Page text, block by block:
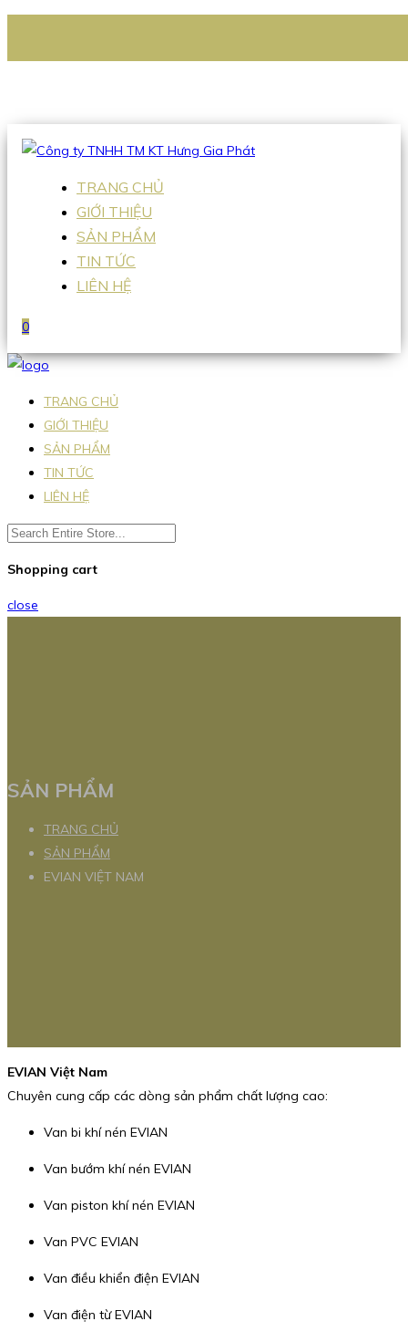
Hotline:0938 336 079
TRANG CHỦ
GIỚI THIỆU
SẢN PHẨM
TIN TỨC
LIÊN HỆ
0
TRANG CHỦ
GIỚI THIỆU
SẢN PHẨM
TIN TỨC
LIÊN HỆ
Shopping cart
close
SẢN PHẨM
TRANG CHỦ
SẢN PHẨM
EVIAN VIỆT NAM
EVIAN Việt Nam
Chuyên cung cấp các dòng sản phẩm chất lượng cao:
Van bi khí nén EVIAN
Van bướm khí nén EVIAN
Van piston khí nén EVIAN
Van PVC EVIAN
Van điều khiển điện EVIAN
Van điện từ EVIAN